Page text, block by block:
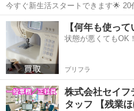
今すぐ新生活スタートできます🌟 20
OK！ 〇●LINEからの応募が可能になりました♪●〇 下記URLよりお友
達登録をお願いします☆
埼玉 三郷市 工場
【何年も使っ
状態が悪くてもOK
プリフラ
株式会社セイフ
タッフ 【残業ほ